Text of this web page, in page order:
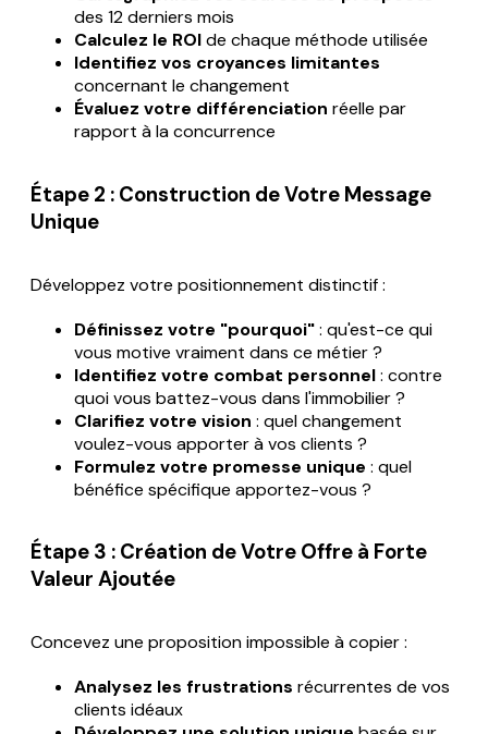
des 12 derniers mois
Calculez le ROIde chaque méthode utilisée
Identifiez vos croyances limitantes
concernant le changement
Évaluez votre différenciation réelle par
rapport à la concurrence
Étape 2 : Construction de Votre Message
Unique
Développez votre positionnement distinctif :
Définissez votre "pourquoi": qu'est-ce qui
vous motive vraiment dans ce métier ?
Identifiez votre combat personnel: contre
quoi vous battez-vous dans l'immobilier ?
Clarifiez votre vision : quel changement
voulez-vous apporter à vos clients ?
Formulez votre promesse unique : quel
bénéfice spécifique apportez-vous ?
Étape 3 : Création de Votre Offre à Forte
Valeur Ajoutée
Concevez une proposition impossible à copier :
Analysez les frustrations récurrentes de vos
clients idéaux